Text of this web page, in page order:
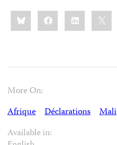
Share
this:BlueskyFacebookLinkedIn
More On:
Afrique
Déclarations
Mali
Available in: